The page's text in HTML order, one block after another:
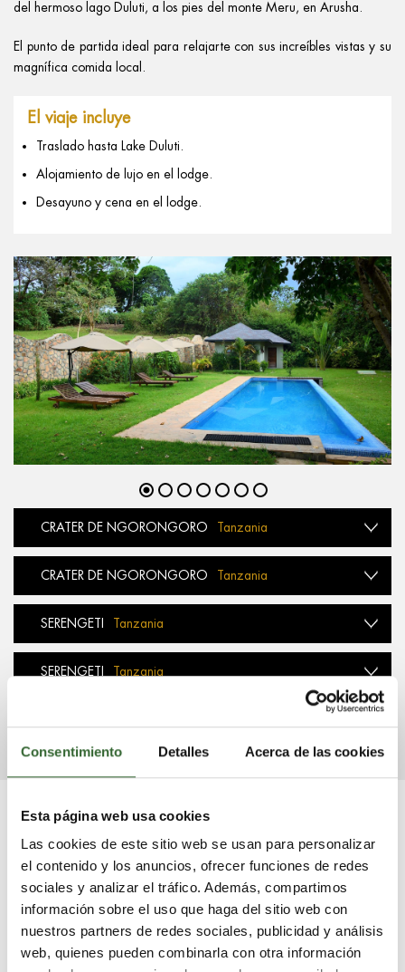
Consentimiento Detalles Acerca de las cookies
Esta página web usa cookies
Las cookies de este sitio web se usan para personalizar
el contenido y los anuncios, ofrecer funciones de redes
sociales y analizar el tráfico. Además, compartimos
información sobre el uso que haga del sitio web con
nuestros partners de redes sociales, publicidad y análisis
web, quienes pueden combinarla con otra información
del hermoso lago Duluti, a los pies del monte Meru, en Arusha.
El punto de partida ideal para relajarte con sus increíbles vistas y su
magnífica comida local.
El viaje incluye
Traslado hasta Lake Duluti.
Alojamiento de lujo en el lodge.
Desayuno y cena en el lodge.
CRATER DE NGORONGORO Tanzania
CRATER DE NGORONGORO Tanzania
SERENGETI Tanzania
SERENGETI Tanzania
Tu safari de lujo con Aventura África
Contamos con varias décadas formando parte del
turismo de lujo en África.